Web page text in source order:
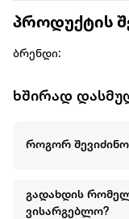
პროდუქტის
ბრენდი:
ხშირად
როგორ
გადახდის
ვისარგებლო?